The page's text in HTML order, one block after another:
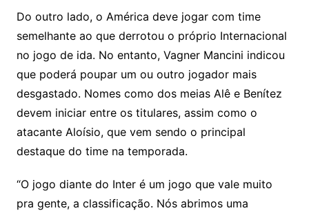
Do outro lado, o América deve jogar com time
semelhante ao que derrotou o próprio Internacional
no jogo de ida. No entanto, Vagner Mancini indicou
que poderá poupar um ou outro jogador mais
desgastado. Nomes como dos meias Alê e Benítez
devem iniciar entre os titulares, assim como o
atacante Aloísio, que vem sendo o principal
destaque do time na temporada.
“O jogo diante do Inter é um jogo que vale muito
pra gente, a classificação. Nós abrimos uma